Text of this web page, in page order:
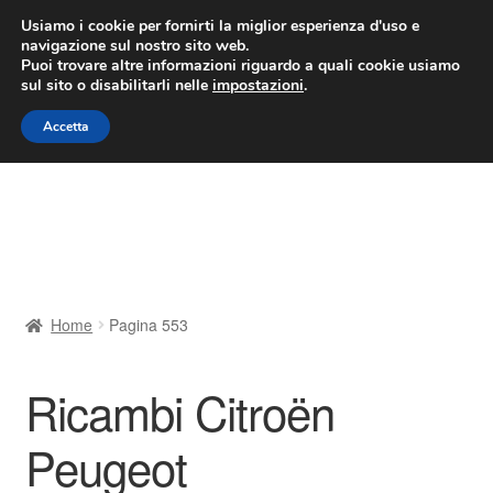
CONSEGNA da 7 EUR
Lun-Ven 9:00 - 16:00/800 580 290
Vai
alla
navigazione
Vai
al
contenuto
Contatto
Il mio account
Home Pagina 553
Ricambi Citroën
Peugeot
Usiamo i cookie per fornirti la miglior esperienza d'uso e
navigazione sul nostro sito web.
Puoi trovare altre informazioni riguardo a quali cookie usiamo
sul sito o disabilitarli nelle impostazioni.
Accetta